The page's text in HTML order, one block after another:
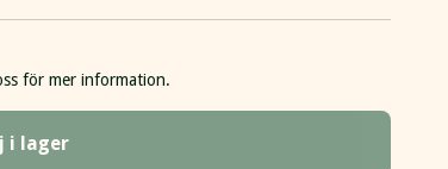
för mer information.
i lager